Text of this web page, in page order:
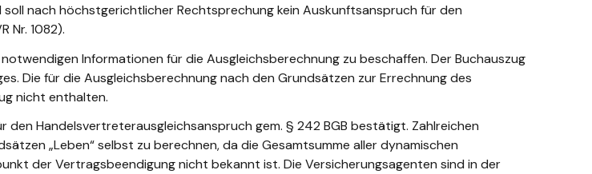
nach höchstgerichtlicher Rechtsprechung kein Auskunftsanspruch für den
Nr. 1082).
Informationen für die Ausgleichsberechnung zu beschaffen. Der Buchauszug
Die für die Ausgleichsberechnung nach den Grundsätzen zur Errechnung des
nicht enthalten.
Handelsvertreterausgleichsanspruch gem. § 242 BGB bestätigt. Zahlreichen
„Leben“ selbst zu berechnen, da die Gesamtsumme aller dynamischen
der Vertragsbeendigung nicht bekannt ist. Die Versicherungsagenten sind in der